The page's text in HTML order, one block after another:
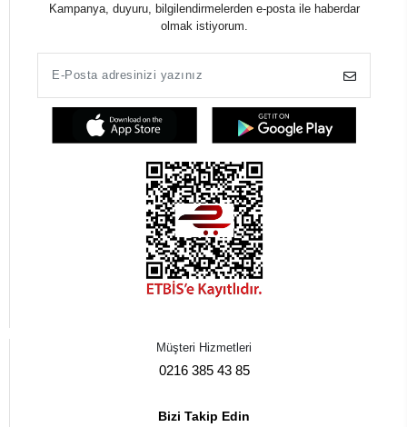
Kampanya, duyuru, bilgilendirmelerden e-posta ile haberdar
olmak istiyorum.
Müşteri Hizmetleri
0216 385 43 85
Bizi Takip Edin